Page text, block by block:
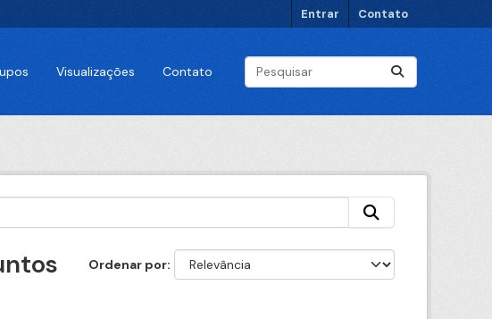
Entrar Contato
Visualizações Contato
Ordenar por